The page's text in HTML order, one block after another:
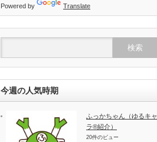
Powered by Translate
今週の人気時期
ふっかちゃん（ゆるキャ
ラ®紹介）
20件のビュー